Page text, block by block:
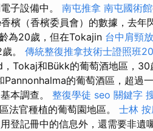
子設備中。 南屯推拿 南屯國術
檳（香檳委員會）的數據，去年
為20歲，但在Tokajin 台中肩頸
。 傳統整復推拿技術士證照班
Tokaj和Bükk的葡萄酒地區，30
Pannonhalma的葡萄酒區，超過
本調查。 整復學徒 seo 關鍵字
法官種植的葡萄園地區。 士林
登記冊中的信息外，還需要非遺